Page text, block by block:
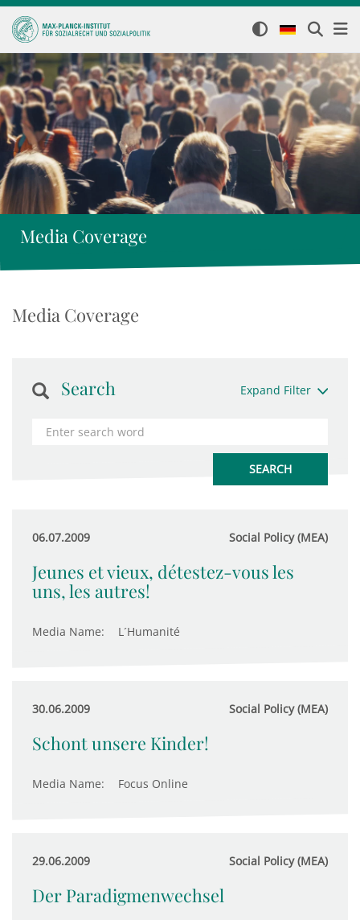
Media Coverage
Media Coverage
Search Expand Filter
06.07.2009 Social Policy (MEA)
Jeunes et vieux, détestez-vous les
uns, les autres!
Media Name: L´Humanité
30.06.2009 Social Policy (MEA)
Schont unsere Kinder!
Media Name: Focus Online
29.06.2009 Social Policy (MEA)
Der Paradigmenwechsel